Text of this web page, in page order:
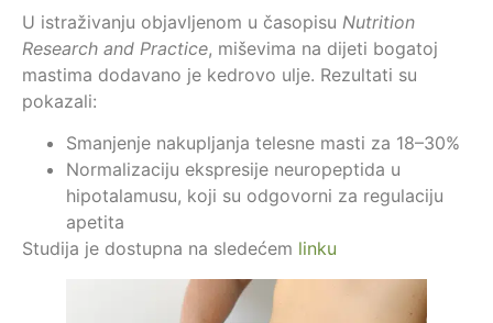
U istraživanju objavljenom u časopisu Nutrition
Research and Practice, miševima na dijeti bogatoj
mastima dodavano je kedrovo ulje. Rezultati su
pokazali:
Smanjenje nakupljanja telesne masti za 18–30%
Normalizaciju ekspresije neuropeptida u
hipotalamusu, koji su odgovorni za regulaciju
apetita
Studija je dostupna na sledećem linku